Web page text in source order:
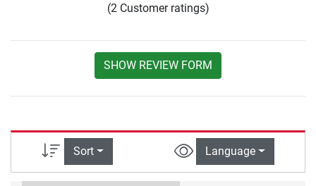
(2 Customer ratings)
SHOW REVIEW FORM
Sort Language